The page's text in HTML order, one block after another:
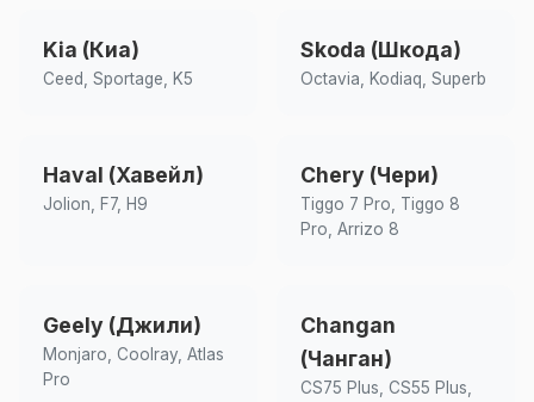
Kia (Киа)
Ceed, Sportage, K5
Skoda (Шкода)
Octavia, Kodiaq, Superb
Haval (Хавейл)
Jolion, F7, H9
Chery (Чери)
Tiggo 7 Pro, Tiggo 8
Pro, Arrizo 8
Geely (Джили)
Monjaro, Coolray, Atlas
Pro
Changan
(Чанган)
CS75 Plus, CS55 Plus,